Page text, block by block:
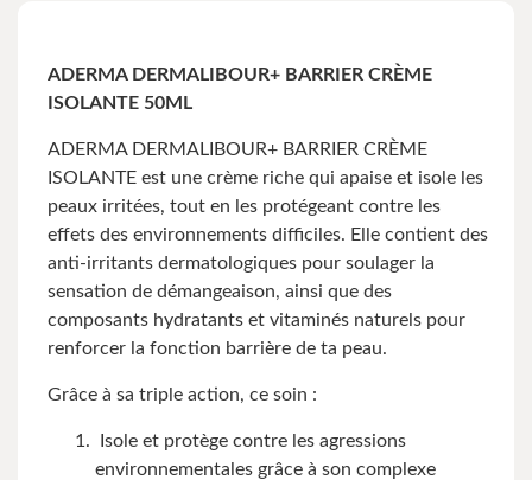
ADERMA DERMALIBOUR+ BARRIER CRÈME
ISOLANTE 50ML
ADERMA DERMALIBOUR+ BARRIER CRÈME
ISOLANTE est une crème riche qui apaise et isole les
peaux irritées, tout en les protégeant contre les
effets des environnements difficiles. Elle contient des
anti-irritants dermatologiques pour soulager la
sensation de démangeaison, ainsi que des
composants hydratants et vitaminés naturels pour
renforcer la fonction barrière de ta peau.
Grâce à sa triple action, ce soin :
Isole et protège contre les agressions
environnementales grâce à son complexe